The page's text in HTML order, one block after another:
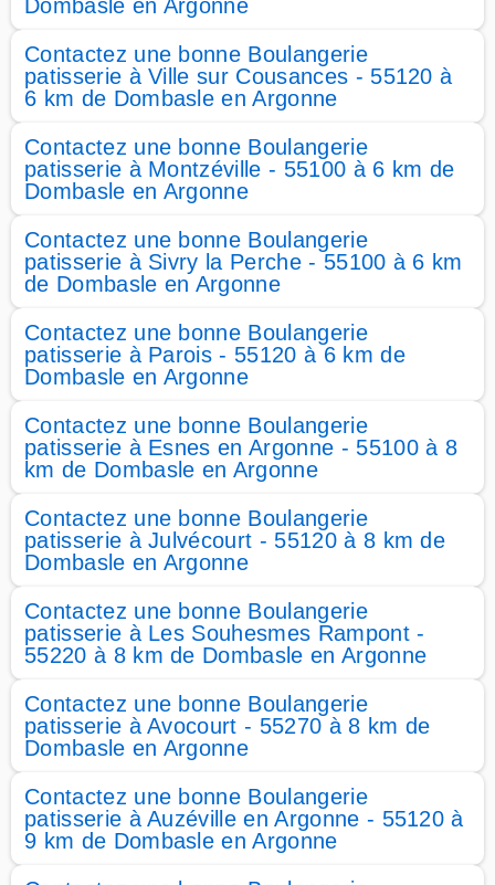
Dombasle en Argonne
Contactez une bonne Boulangerie
patisserie à Ville sur Cousances - 55120 à
6 km de Dombasle en Argonne
Contactez une bonne Boulangerie
patisserie à Montzéville - 55100 à 6 km de
Dombasle en Argonne
Contactez une bonne Boulangerie
patisserie à Sivry la Perche - 55100 à 6 km
de Dombasle en Argonne
Contactez une bonne Boulangerie
patisserie à Parois - 55120 à 6 km de
Dombasle en Argonne
Contactez une bonne Boulangerie
patisserie à Esnes en Argonne - 55100 à 8
km de Dombasle en Argonne
Contactez une bonne Boulangerie
patisserie à Julvécourt - 55120 à 8 km de
Dombasle en Argonne
Contactez une bonne Boulangerie
patisserie à Les Souhesmes Rampont -
55220 à 8 km de Dombasle en Argonne
Contactez une bonne Boulangerie
patisserie à Avocourt - 55270 à 8 km de
Dombasle en Argonne
Contactez une bonne Boulangerie
patisserie à Auzéville en Argonne - 55120 à
9 km de Dombasle en Argonne